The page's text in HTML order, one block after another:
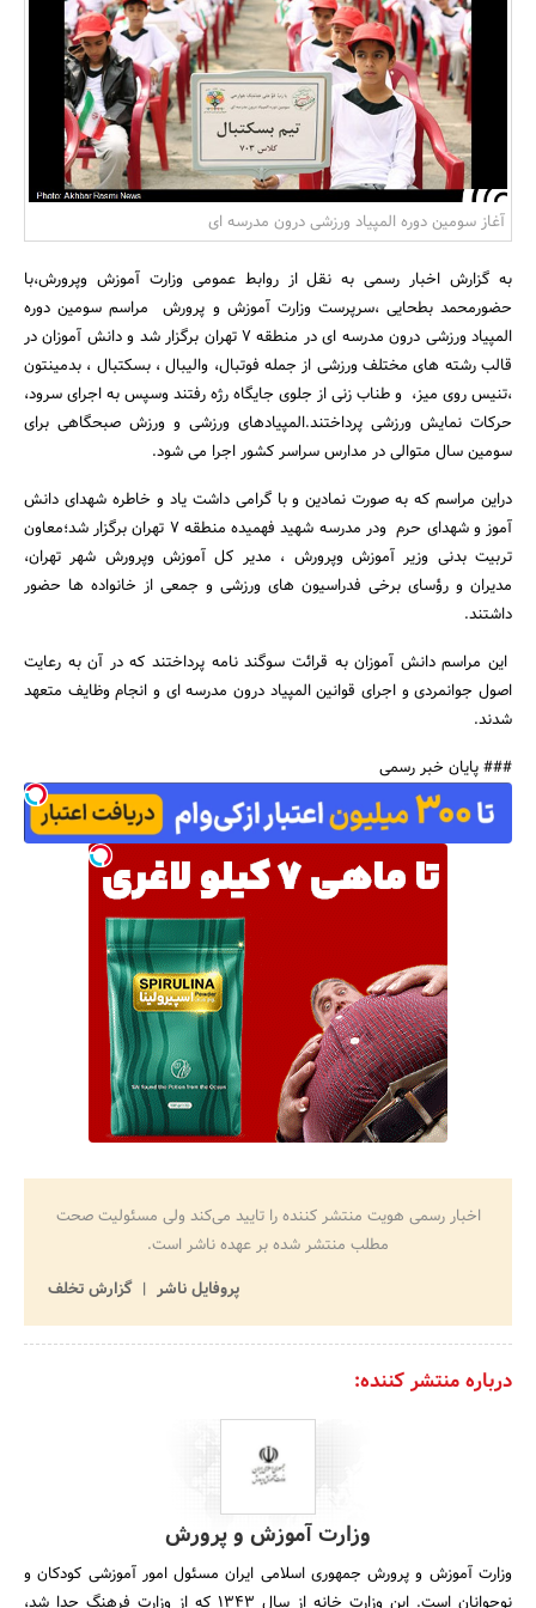
بانک، بیمه و سرمایه
مسکن و ساختمان
جستجو
آغاز سومین دوره المپیاد ورزشی درون مدرسه ای
به گزارش اخبار رسمی به نقل از روابط عمومی وزارت آموزش وپرورش،با
حضورمحمد بطحایی ،سرپرست وزارت آموزش و پرورش مراسم سومین دوره
المپیاد ورزشی درون مدرسه ای در منطقه 7 تهران برگزار شد و دانش آموزان در
قالب رشته های مختلف ورزشی از جمله فوتبال، والیبال ، بسکتبال ، بدمینتون
،تنیس روی میز، و طناب زنی از جلوی جایگاه رژه رفتند وسپس به اجرای سرود،
حرکات نمایش ورزشی پرداختند.المپیادهای ورزشی و ورزش صبحگاهی برای
سومین سال متوالی در مدارس سراسر کشور اجرا می شود.
دراین مراسم که به صورت نمادین و با گرامی داشت یاد و خاطره شهدای دانش
آموز و شهدای حرم ودر مدرسه شهید فهمیده منطقه 7 تهران برگزار شد؛معاون
تربیت بدنی وزیر آموزش وپرورش ، مدیر کل آموزش وپرورش شهر تهران،
مدیران و رؤسای برخی فدراسیون های ورزشی و جمعی از خانواده ها حضور
داشتند.
این مراسم دانش آموزان به قرائت سوگند نامه پرداختند که در آن به رعایت
اصول جوانمردی و اجرای قوانین المپیاد درون مدرسه ای و انجام وظایف متعهد
شدند.
### پایان خبر رسمی
اخبار رسمی هویت منتشر کننده را تایید می‌کند ولی مسئولیت صحت
مطلب منتشر شده بر عهده ناشر است.
پروفایل ناشر
گزارش تخلف
درباره منتشر کننده:
وزارت آموزش و پرورش
وزارت آموزش و پرورش جمهوری اسلامی ایران مسئول امور آموزشی کودکان و